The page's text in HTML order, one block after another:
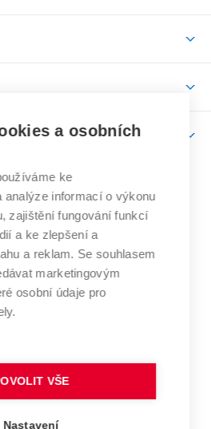
roku
studentů
fondů
učení
technické
V BRNĚ
a osobních
ke
analýze informací o výkonu
zajištění fungování funkcí
a ke zlepšení a
a reklam. Se souhlasem
marketingovým
osobní údaje pro
VŠE
Nastavení